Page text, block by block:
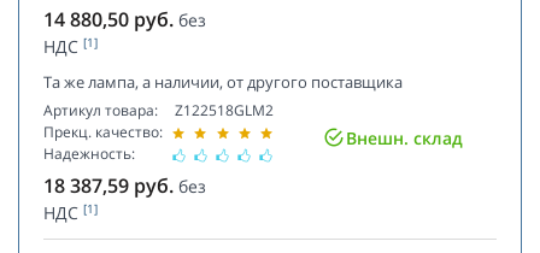
14 880,50 руб. без
НДС [1]
Та же лампа, а наличии, от другого поставщика
Артикул товара:
Прекц. качество:
Надежность:
Z122518GLM2
Внешн. склад
18 387,59 руб. без
НДС [1]